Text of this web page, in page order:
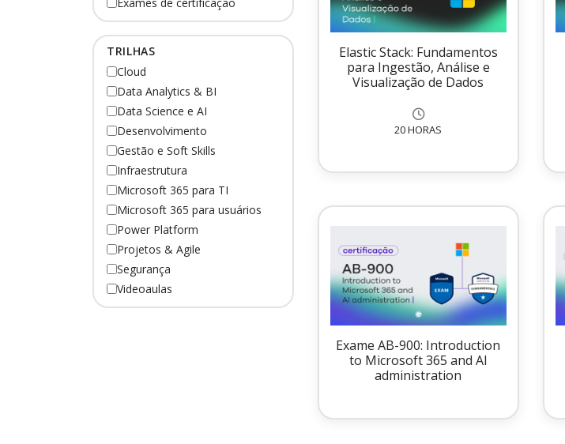
TRILHAS
Cloud
Data Analytics & BI
Data Science e AI
Desenvolvimento
Gestão e Soft Skills
Infraestrutura
Microsoft 365 para TI
Microsoft 365 para usuários
Power Platform
Projetos & Agile
Segurança
Videoaulas
Elastic Stack: Fundamentos
para Ingestão, Análise e
Visualização de Dados
20 HORAS
Exame AB-900: Introduction
to Microsoft 365 and AI
administration